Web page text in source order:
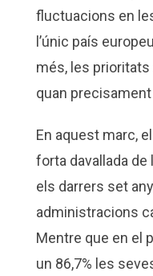
fluctuacions en
l’únic país
més, les
quan
En aquest marc,
forta davallada de
els darrers set
administracions
Mentre que en el
un 86,7% les